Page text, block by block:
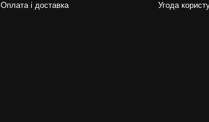
Оплата і доставка
Угода